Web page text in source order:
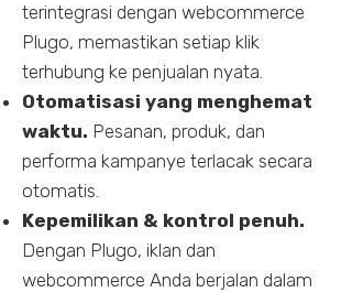
terintegrasi dengan webcommerce
Plugo, memastikan setiap klik
terhubung ke penjualan nyata.
Otomatisasi yang menghemat
waktu. Pesanan, produk, dan
performa kampanye terlacak secara
otomatis.
Kepemilikan & kontrol penuh.
Dengan Plugo, iklan dan
webcommerce Anda berjalan dalam